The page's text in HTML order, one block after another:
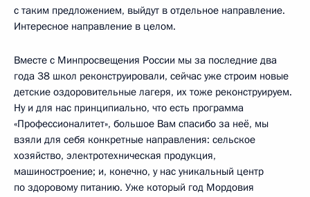
с таким предложением, выйдут в отдельное направление.
Интересное направление в целом.
Вместе с Минпросвещения России мы за последние два
года 38 школ реконструировали, сейчас уже строим новые
детские оздоровительные лагеря, их тоже реконструируем.
Ну и для нас принципиально, что есть программа
«Профессионалитет», большое Вам спасибо за неё, мы
взяли для себя конкретные направления: сельское
хозяйство, электротехническая продукция,
машиностроение; и, конечно, у нас уникальный центр
по здоровому питанию. Уже который год Мордовия